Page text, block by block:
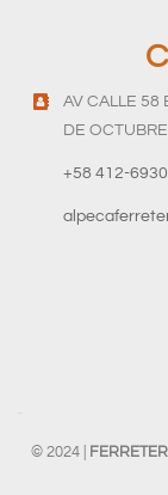
AV CALLE 58
DE
+58 412-
© 2024 |